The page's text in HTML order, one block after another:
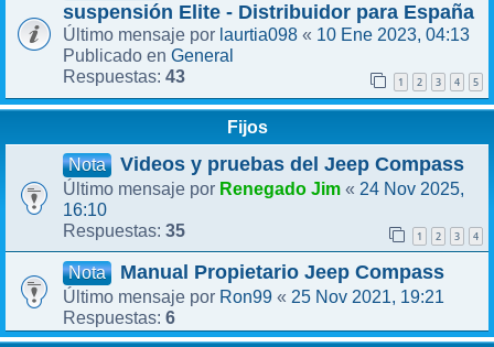
suspensión Elite - Distribuidor para España
Último mensaje por laurtia098 « 10 Ene 2023, 04:13
Publicado en General
Respuestas: 43 1 2 3 4 5
Fijos
Nota Videos y pruebas del Jeep Compass
Último mensaje por Renegado Jim « 24 Nov 2025,
16:10
Respuestas: 35 1 2 3 4
Nota Manual Propietario Jeep Compass
Último mensaje por Ron99 « 25 Nov 2021, 19:21
Respuestas: 6